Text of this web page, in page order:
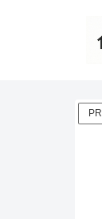
PR